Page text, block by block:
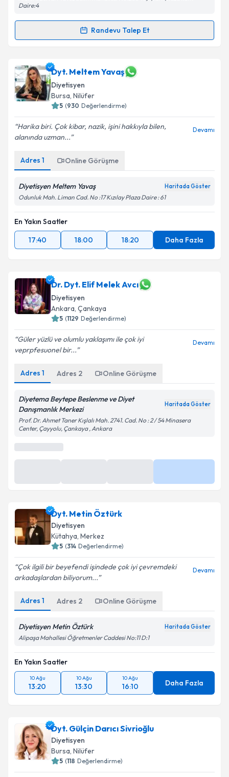
Takvim Talebini Gönder
Daire:4
Randevu Talep Et
Randevu Takvimi Talebi
Dyt. Sena Güliçin randevu takvimi talebi oluşturun.
Size bu uzmandan randevu almanız için bir takvim
hazırlandığında e-posta ile bilgilendireceğiz.
E-posta Adresiniz
Kişisel verilerimin işlenmesine ilişkin
Metni'ni okudum ve kişisel verilerimin belirtilen
Takvim Talebini Gönder
Dyt. Meltem Yavaş
Diyetisyen
Bursa, Nilüfer
5 (930 Değerlendirme)
Harika biri. Çok kibar, nazik, işini hakkıyla bilen,
alanında uzman...
Devamı
Adres 1 Online Görüşme
Diyetisyen Meltem Yavaş Haritada Göster
Odunluk Mah. Liman Cad. No :17 Kızılay Plaza Daire : 61
En Yakın Saatler
17:40
18:00 18:20 Daha Fazla
Dr. Dyt. Elif Melek Avcı
Diyetisyen
Ankara, Çankaya
5 (1129 Değerlendirme)
Güler yüzlü ve olumlu yaklaşımı ile çok iyi
veprpfesuonel bir...
Devamı
Adres 1 Adres 2 Online Görüşme
Diyetema Beytepe Beslenme ve Diyet
Danışmanlık Merkezi
Haritada Göster
Prof. Dr. Ahmet Taner Kışlalı Mah. 2741. Cad. No : 2 / 54 Minasera
Center, Çayyolu, Çankaya , Ankara
Dyt. Metin Öztürk
Diyetisyen
Kütahya, Merkez
5 (314 Değerlendirme)
Çok ilgili bir beyefendi işindede çok iyi çevremdeki
arkadaşlardan biliyorum...
Devamı
Adres 1 Adres 2 Online Görüşme
Diyetisyen Metin Öztürk Haritada Göster
Alipaşa Mahallesi Öğretmenler Caddesi No:11 D:1
En Yakın Saatler
10 Ağu
13:20
10 Ağu
13:30
10 Ağu
16:10 Daha Fazla
Dyt. Gülçin Darıcı Sivrioğlu
Diyetisyen
Bursa, Nilüfer
5 (118 Değerlendirme)